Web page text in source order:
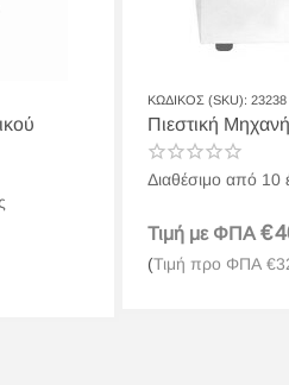
ΚΩΔΙΚΟΣ (SKU): 23238
Πιεστική
Διαθέσιμο από 10
Τιμή με ΦΠΑ €
(Τιμή προ ΦΠΑ €